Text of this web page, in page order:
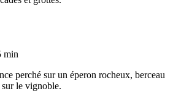
min
perché sur un éperon rocheux, berceau
le vignoble.